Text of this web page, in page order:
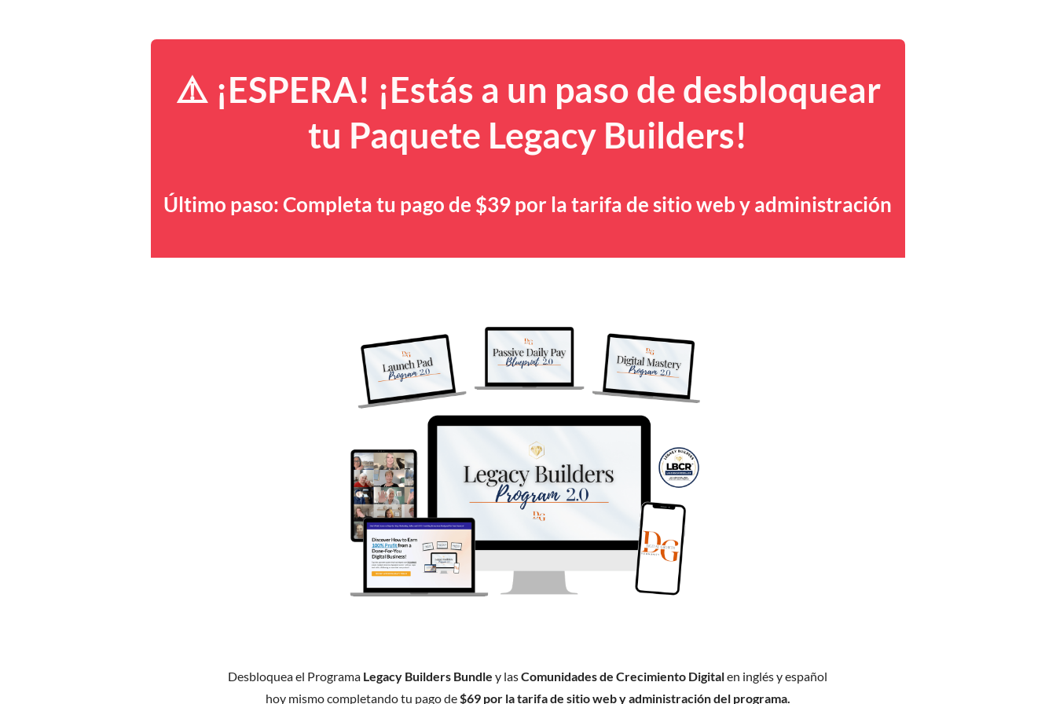
⚠️ ¡ESPERA! ¡Estás a un paso de desbloquear
tu Paquete Legacy Builders!
Último paso: Completa tu pago de $39 por la tarifa de sitio web y administración
Desbloquea el Programa Legacy Builders Bundle y lasComunidades de Crecimiento Digitalen inglés y español
hoy mismo completando tu pago de$69 por la tarifa de sitio web y administración del programa.